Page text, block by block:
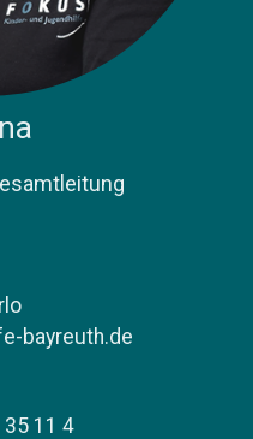
bayreuth.de
11 4